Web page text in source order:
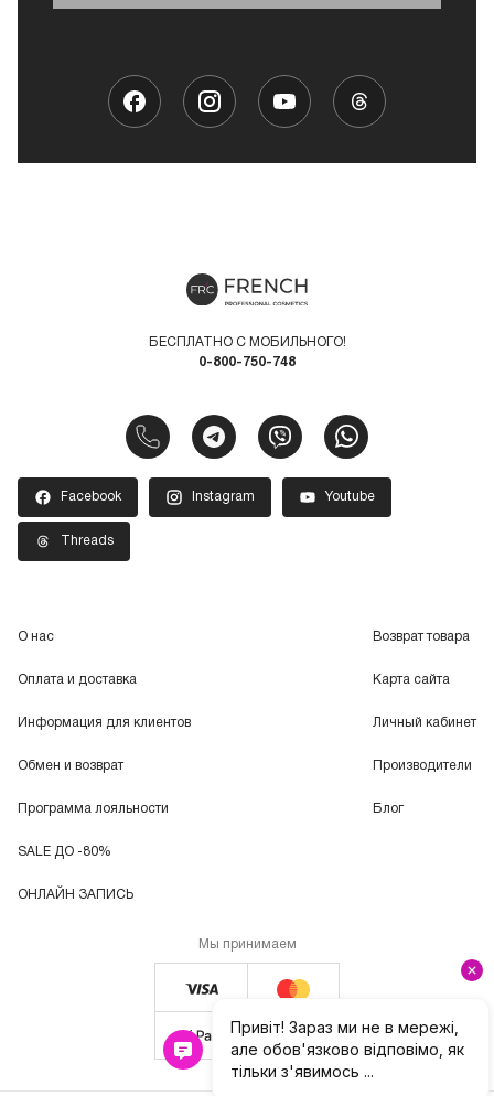
БЕСПЛАТНО С МОБИЛЬНОГО!
0-800-750-748
Facebook Instagram Youtube
Threads
О нас
Оплата и доставка
Информация для клиентов
Обмен и возврат
Программа лояльности
SALE ДО -80%
ОНЛАЙН ЗАПИСЬ
Возврат товара
Карта сайта
Личный кабинет
Производители
Блог
Мы принимаем